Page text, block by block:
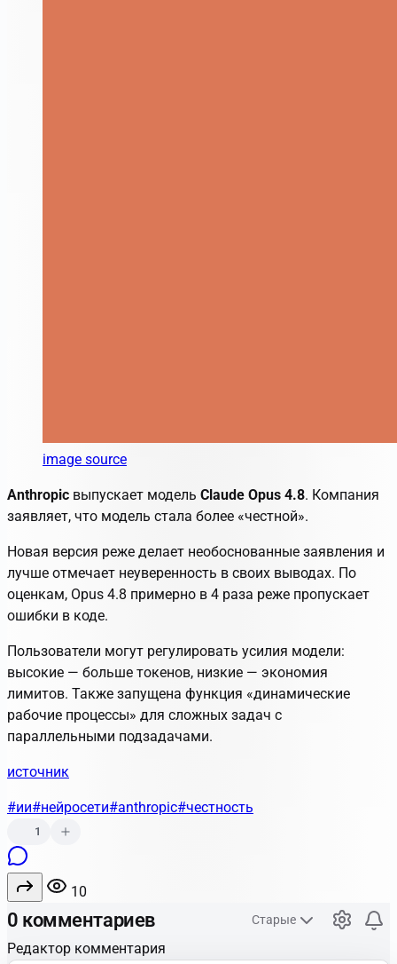
image source
Anthropic выпускает модель Claude Opus 4.8. Компания
заявляет, что модель стала более «честной».
Новая версия реже делает необоснованные заявления и
лучше отмечает неуверенность в своих выводах. По
оценкам, Opus 4.8 примерно в 4 раза реже пропускает
ошибки в коде.
Пользователи могут регулировать усилия модели:
высокие — больше токенов, низкие — экономия
лимитов. Также запущена функция «динамические
рабочие процессы» для сложных задач с
параллельными подзадачами.
источник
#ии#нейросети#anthropic#честность
1
10
0 комментариев Старые
Редактор комментария